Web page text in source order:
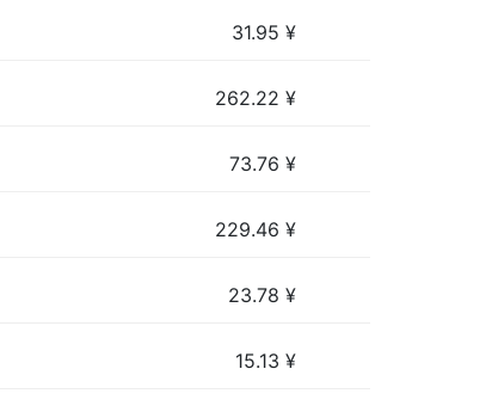
31.95 ¥
262.22 ¥
73.76 ¥
229.46 ¥
23.78 ¥
15.13 ¥